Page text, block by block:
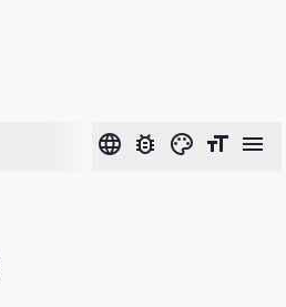
language bug_report color_lens format_size menu